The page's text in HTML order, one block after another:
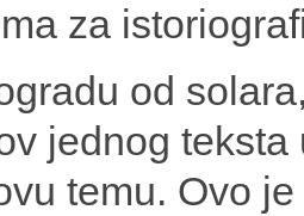
za
od
jednog
temu. Ovo